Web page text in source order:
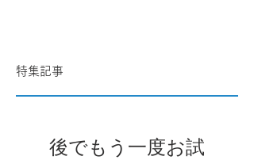
特集記事
後でもう一度お試